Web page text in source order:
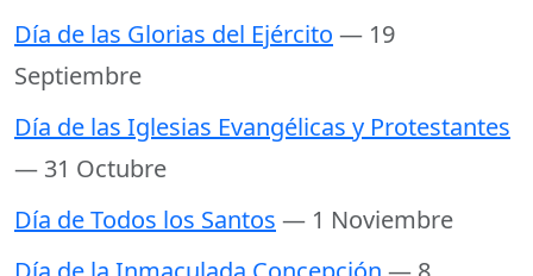
Día de las Glorias del Ejército — 19
Septiembre
Día de las Iglesias Evangélicas y Protestantes
— 31 Octubre
Día de Todos los Santos — 1 Noviembre